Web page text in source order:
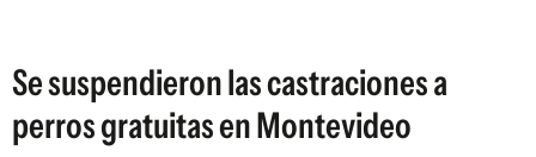
Se suspendieron las castraciones a
perros gratuitas en Montevideo